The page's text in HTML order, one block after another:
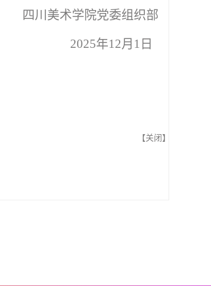
四川美术学院党委组织部
2025年12月 1 日
【关闭 】